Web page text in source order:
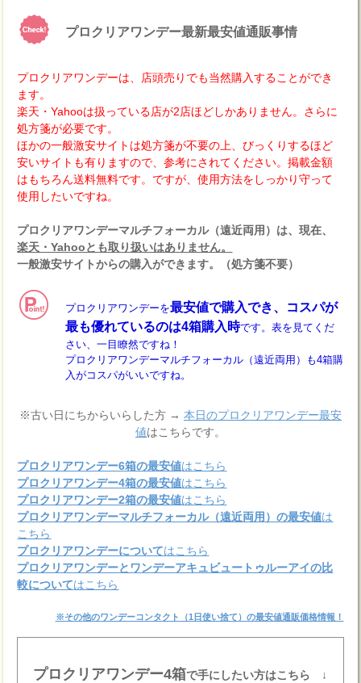
プロクリアワンデー最新最安値通販事情
プロクリアワンデーは、店頭売りでも当然購入することができ
ます。
楽天・Yahooは扱っている店が2店ほどしかありません。さらに
処方箋が必要です。
ほかの一般激安サイトは処方箋が不要の上、びっくりするほど
安いサイトも有りますので、参考にされてください。掲載金額
はもちろん送料無料です。ですが、使用方法をしっかり守って
使用したいですね。
プロクリアワンデーマルチフォーカル（遠近両用）は、現在、
楽天・Yahooとも取り扱いはありません。
一般激安サイトからの購入ができます。（処方箋不要）
プロクリアワンデーを最安値で購入でき、コスパが
最も優れているのは4箱購入時です。表を見てくだ
さい、一目瞭然ですね！
プロクリアワンデーマルチフォーカル（遠近両用）も4箱購
入がコスパがいいですね。
※古い日にちからいらした方 → 本日のプロクリアワンデー最安
値はこちらです。
プロクリアワンデー6箱の最安値はこちら
プロクリアワンデー4箱の最安値はこちら
プロクリアワンデー2箱の最安値はこちら
プロクリアワンデーマルチフォーカル（遠近両用）の最安値は
こちら
プロクリアワンデーについてはこちら
プロクリアワンデーとワンデーアキュビュートゥルーアイの比
較についてはこちら
※その他のワンデーコンタクト（1日使い捨て）の最安値通販価格情報！
プロクリアワンデー4箱で手にしたい方はこちら ↓